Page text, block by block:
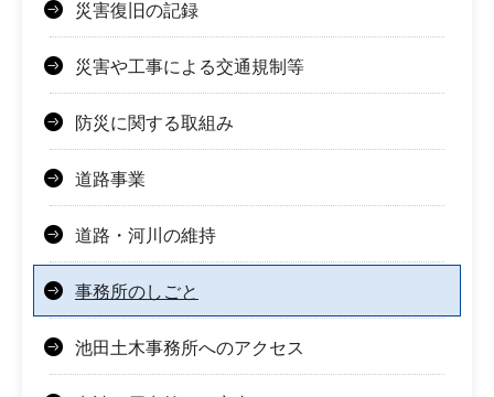
災害復旧の記録
災害や工事による交通規制等
防災に関する取組み
道路事業
道路・河川の維持
事務所のしごと
池田土木事務所へのアクセス